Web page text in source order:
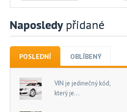
Naposledypřidané
POSLEDNÍ OBLÍBENÝ
VIN je jedinečný kód,
který je...